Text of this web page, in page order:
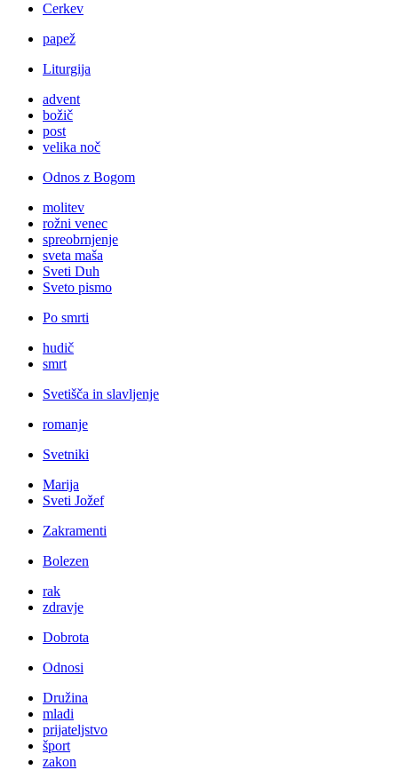
Cerkev
papež
Liturgija
advent
božič
post
velika noč
Odnos z Bogom
molitev
rožni venec
spreobrnjenje
sveta maša
Sveti Duh
Sveto pismo
Po smrti
hudič
smrt
Svetišča in slavljenje
romanje
Svetniki
Marija
Sveti Jožef
Zakramenti
Bolezen
rak
zdravje
Dobrota
Odnosi
Družina
mladi
prijateljstvo
šport
zakon